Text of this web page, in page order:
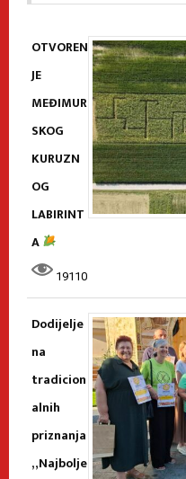
OTVOREN
JE
MEĐIMUR
SKOG
KURUZN
OG
LABIRINT
A
19110
Dodijelje
na
tradicion
alnih
priznanja
„Najbolje